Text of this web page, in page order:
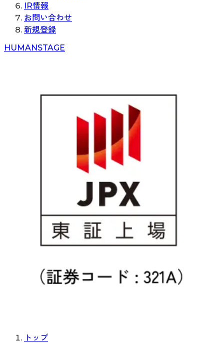
IR情報
お問い合わせ
新規登録
HUMANSTAGE
トップ